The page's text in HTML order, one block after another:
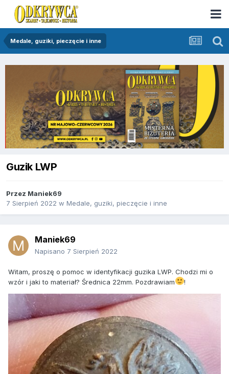
Medale, guziki, pieczęcie i inne
Guzik LWP
Przez Maniek69
7 Sierpień 2022 w Medale, guziki, pieczęcie i inne
Maniek69
Napisano 7 Sierpień 2022
Witam, proszę o pomoc w identyfikacji guzika LWP. Chodzi mi o
wzór i jaki to materiał? Średnica 22mm. Pozdrawiam
!